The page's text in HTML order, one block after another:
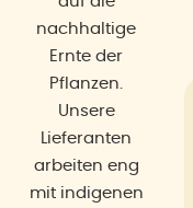
nachhaltige
Ernte der
Pflanzen.
Unsere
Lieferanten
arbeiten eng
mit indigenen